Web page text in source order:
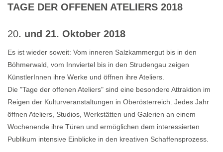
TAGE DER OFFENEN ATELIERS 2018
20. und 21. Oktober 2018
Es ist wieder soweit: Vom inneren Salzkammergut bis in den
Böhmerwald, vom Innviertel bis in den Strudengau zeigen
KünstlerInnen ihre Werke und öffnen ihre Ateliers.
Die "Tage der offenen Ateliers" sind eine besondere Attraktion im
Reigen der Kulturveranstaltungen in Oberösterreich. Jedes Jahr
öffnen Ateliers, Studios, Werkstätten und Galerien an einem
Wochenende ihre Türen und ermöglichen dem interessierten
Publikum intensive Einblicke in den kreativen Schaffensprozess.